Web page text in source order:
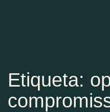
Etiqueta: